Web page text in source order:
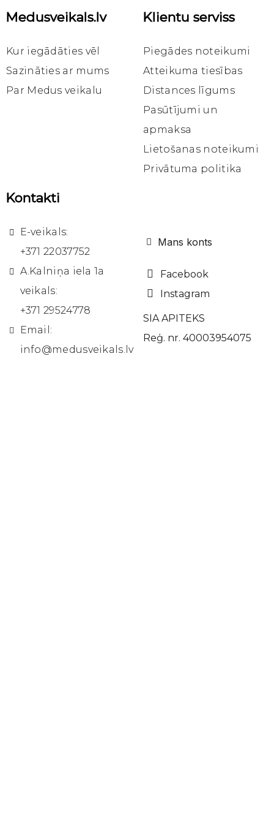
Pirts-Saunas-dušas medus+eikaliptu ēterisko eļļu 200g
3,95 €
Ielikt
Pirts-saunas-dušas medus ar apelsīnu ēterisko eļļu 200g
4,00 €
Ielikt
Pirts-saunas-dušas medus ar rozmarīnu ēterisko eļļu 200g
3,95 €
Ielikt
Medusveikals.lv
Kur iegādāties vēl
Sazināties ar mums
Par Medus veikalu
Klientu serviss
Piegādes noteikumi
Atteikuma tiesības
Distances līgums
Pasūtījumi un
apmaksa
Lietošanas noteikumi
Privātuma politika
Kontakti
E-veikals:
+371 22037752
A.Kalniņa iela 1a
veikals:
+371 29524778
Email:
info@medusveikals.lv
Mans konts
Facebook
Instagram
SIA APITEKS
Reģ. nr. 40003954075